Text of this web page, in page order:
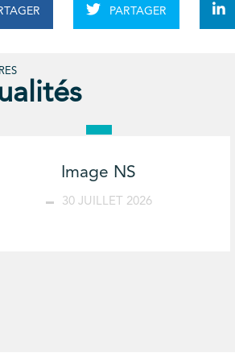
PARTAGER
Image NS
30 JUILLET 2026